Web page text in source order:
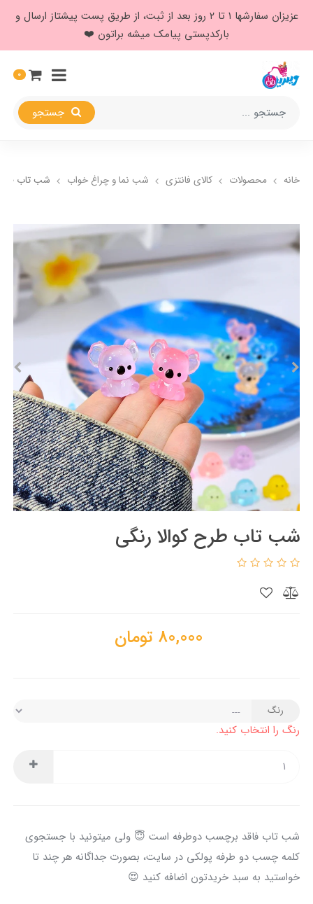
عزیزان سفارشها ۱ تا ۲ روز بعد از ثبت، از طریق پست پیشتاز ارسال و
بارکدپستی پیامک میشه براتون ❤️
0
خانه محصولات کالای فانتزی شب نما و چراغ خواب شب تاب طرح
شب تاب طرح کوالا رنگی
80,000 تومان
رنگ
رنگ را انتخاب کنید.
شب تاب فاقد برچسب دوطرفه است 😇 ولی میتونید با جستجوی
کلمه چسب دو طرفه پولکی در سایت، بصورت جداگانه هر چند تا
خواستید به سبد خریدتون اضافه کنید 😍